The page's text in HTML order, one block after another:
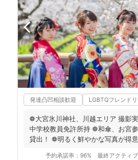
発達凸凹相談歓迎 LGBTQフレンド
❁大宮氷川神社、川越エリア 撮影
中学校教員免許所持 ❁和傘、お宮
貸出！ ❁明るく鮮やかな写真が得
予約承諾率： 96% 最終アクティブ